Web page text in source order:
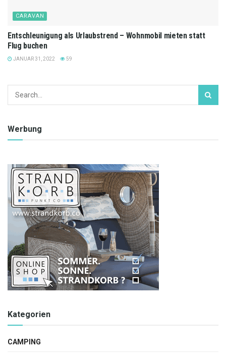
CARAVAN
Entschleunigung als Urlaubstrend – Wohnmobil mieten statt
Flug buchen
JANUAR 31, 2022 59
Werbung
Kategorien
CAMPING